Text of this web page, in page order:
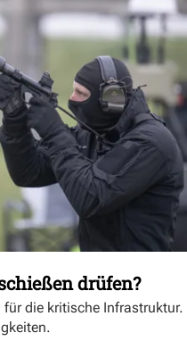
drüfen?
die kritische Infrastruktur.